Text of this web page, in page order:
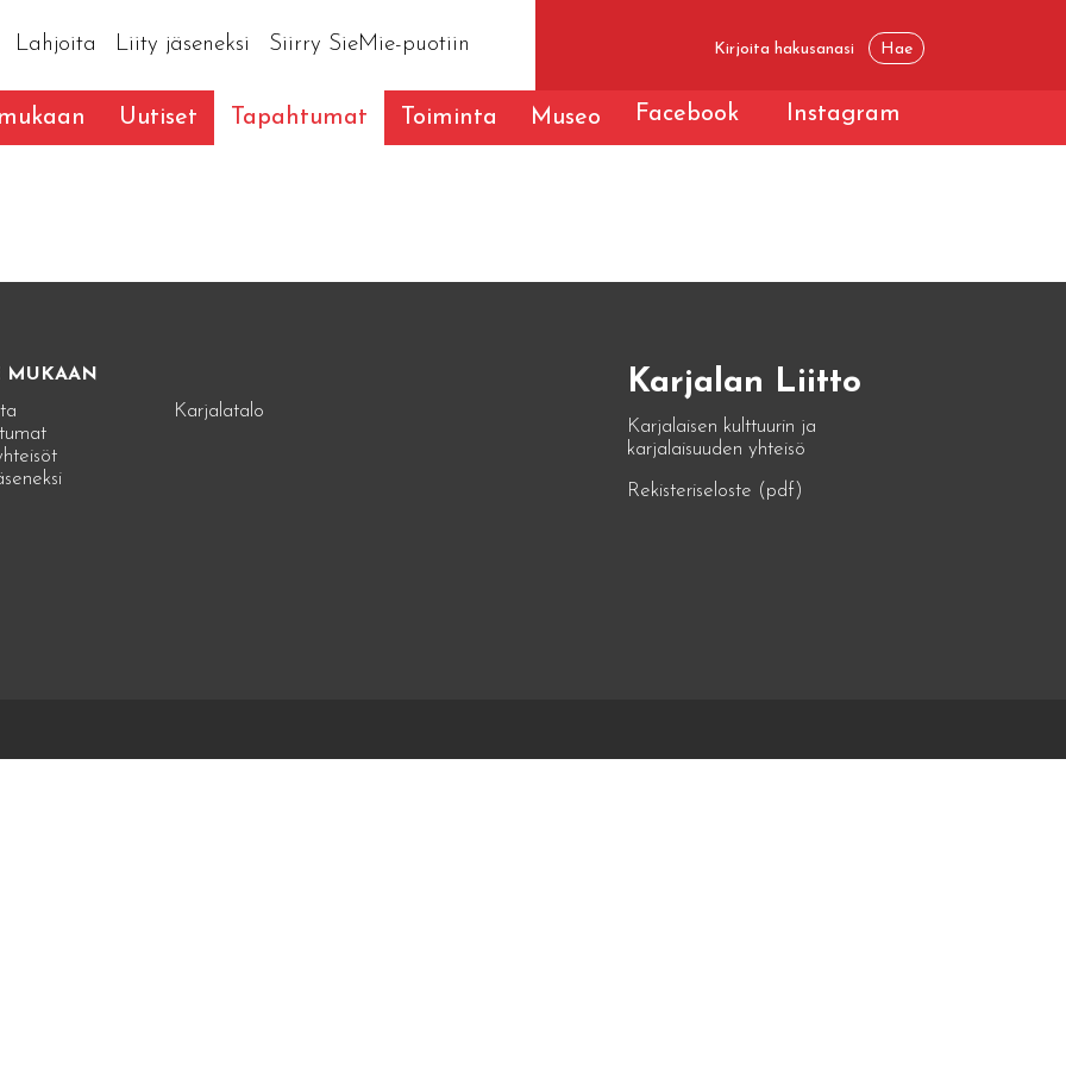
Lahjoita Liity jäseneksi Siirry SieMie-puotiin
Uutiset Tapahtumat Toiminta Museo Facebook Instagram
MUKAAN
Karjalatalo
Karjalan Liitto
Karjalaisen kulttuurin ja
karjalaisuuden yhteisö
Rekisteriseloste (pdf)